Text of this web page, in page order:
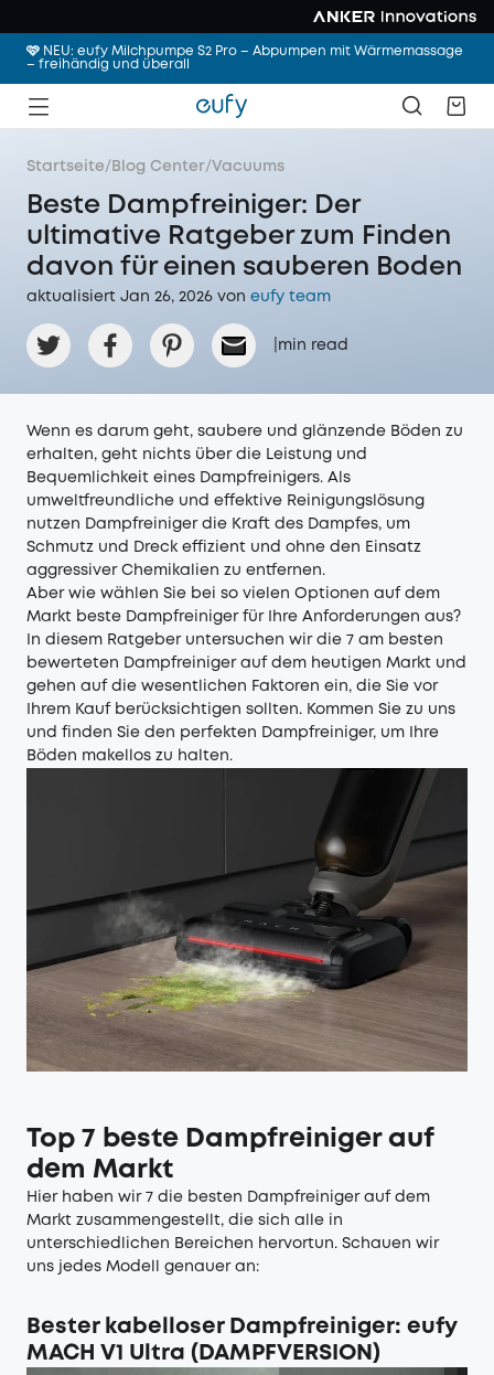
🩷 NEU: eufy Milchpumpe S2 Pro – Abpumpen mit Wärmemassage
– freihändig und überall
Startseite/ Blog Center/Vacuums
Beste Dampfreiniger: Der
ultimative Ratgeber zum Finden
davon für einen sauberen Boden
aktualisiert Jan 26, 2026 von eufy team
min read
Wenn es darum geht, saubere und glänzende Böden zu
erhalten, geht nichts über die Leistung und
Bequemlichkeit eines Dampfreinigers. Als
umweltfreundliche und effektive Reinigungslösung
nutzen Dampfreiniger die Kraft des Dampfes, um
Schmutz und Dreck effizient und ohne den Einsatz
aggressiver Chemikalien zu entfernen.
Aber wie wählen Sie bei so vielen Optionen auf dem
Markt beste Dampfreiniger für Ihre Anforderungen aus?
In diesem Ratgeber untersuchen wir die 7 am besten
bewerteten Dampfreiniger auf dem heutigen Markt und
gehen auf die wesentlichen Faktoren ein, die Sie vor
Ihrem Kauf berücksichtigen sollten. Kommen Sie zu uns
und finden Sie den perfekten Dampfreiniger, um Ihre
Böden makellos zu halten.
Top 7 beste Dampfreinigerauf
dem Markt
Hier haben wir 7 die besten Dampfreiniger auf dem
Markt zusammengestellt, die sich alle in
unterschiedlichen Bereichen hervortun. Schauen wir
uns jedes Modell genauer an:
Bester kabelloser Dampfreiniger: eufy
MACH V1 Ultra (DAMPFVERSION)